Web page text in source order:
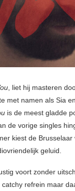
, liet hij masteren
met namen als Sia
is de meest gladde
de vorige singles
kiest de Brusselaar
geluid.
voort zonder
refrein maar